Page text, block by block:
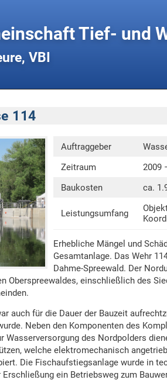
Tief- und
VBI
114
Auftraggeber
Zeitraum
2009
Baukosten
ca.
Leistungsumfang
Erhebliche Mängel und
Gesamtanlage. Das Wehr
Dahme-Spreewald. Der
Oberspreewaldes, einschließlich des
auch für die Dauer der Bauzeit
Neben den Komponenten des
Wasserversorgung des Nordpolders
welche elektromechanisch
Die Fischaufstiegsanlage wurde in
ein Betriebsweg zum